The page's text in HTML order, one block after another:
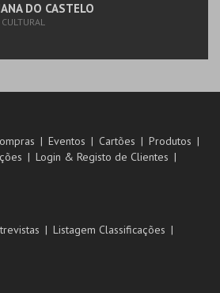
DO CASTELO
Eventos Cartões
Produtos
Login & Registo de Clientes
Listagem Classificações